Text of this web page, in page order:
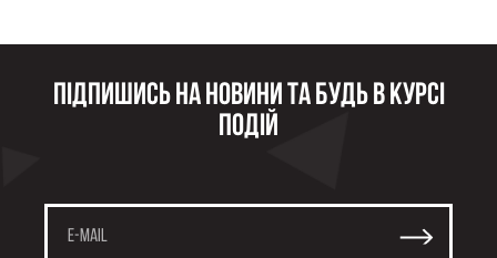
Підпишись на новини та будь в курсі
подій